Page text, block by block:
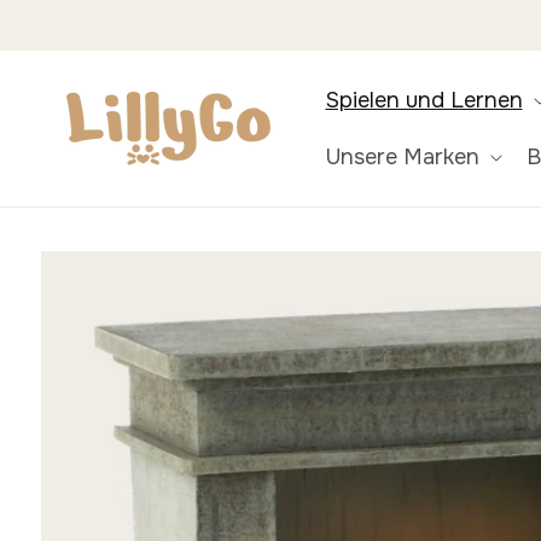
Inhalt
Spielen und Lernen
Unsere Marken
Zu